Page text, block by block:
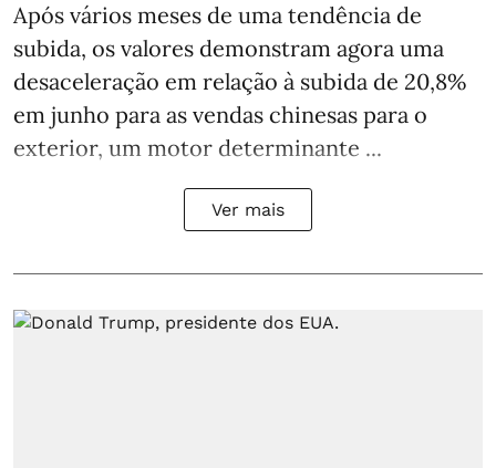
Após vários meses de uma tendência de
subida, os valores demonstram agora uma
desaceleração em relação à subida de 20,8%
em junho para as vendas chinesas para o
exterior, um motor determinante ...
Ver mais